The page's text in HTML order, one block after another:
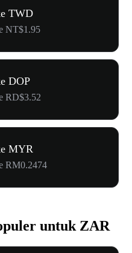
TWD
NT$1.95
DOP
RD$3.52
MYR
RM0.2474
untuk ZAR